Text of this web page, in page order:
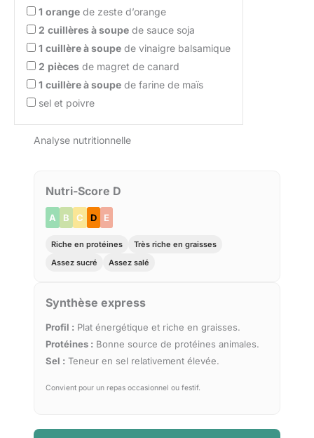
1 orange de zeste d’orange
2 cuillères à soupe de sauce soja
1 cuillère à soupe de vinaigre balsamique
2 pièces de magret de canard
1 cuillère à soupe de farine de maïs
sel et poivre
Analyse nutritionnelle
Nutri-Score D
A B C D E
Riche en protéines
Très riche en graisses
Assez sucré
Assez salé
Synthèse express
Profil : Plat énergétique et riche en graisses.
Protéines : Bonne source de protéines animales.
Sel : Teneur en sel relativement élevée.
Convient pour un repas occasionnel ou festif.